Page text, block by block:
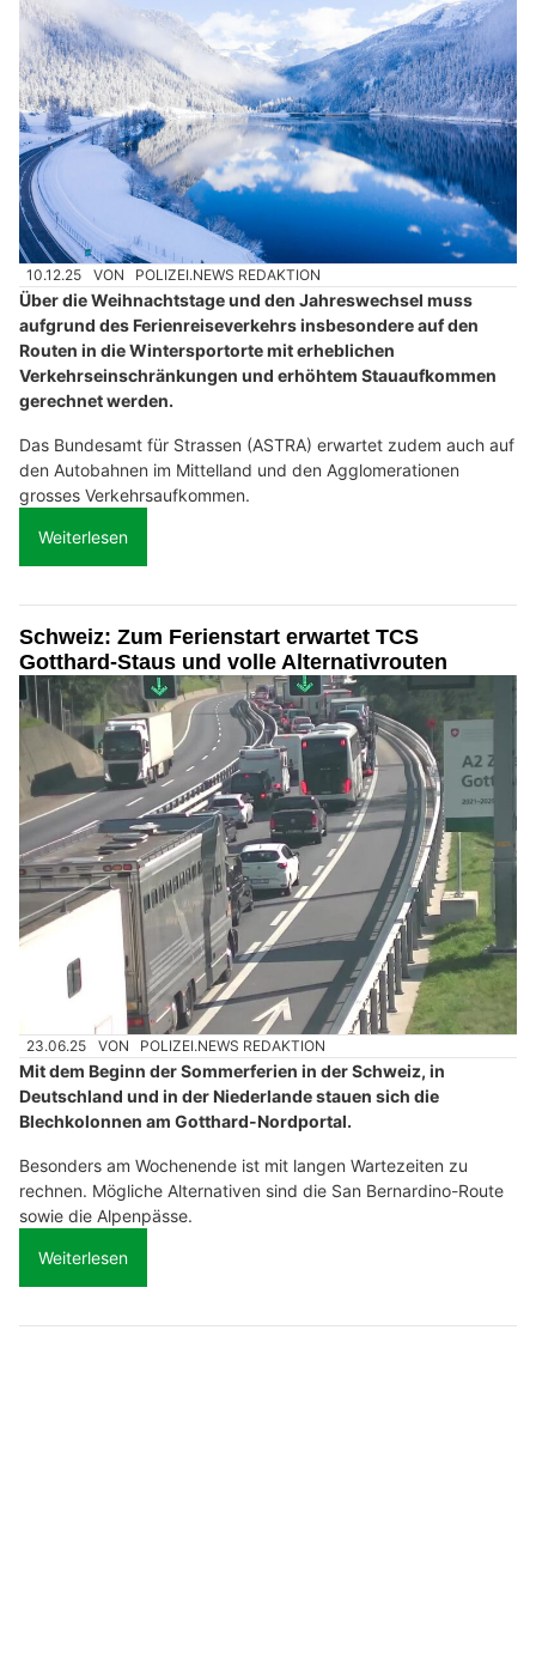
10.12.25 VON POLIZEI.NEWS REDAKTION
Über die Weihnachtstage und den Jahreswechsel muss
aufgrund des Ferienreiseverkehrs insbesondere auf den
Routen in die Wintersportorte mit erheblichen
Verkehrseinschränkungen und erhöhtem Stauaufkommen
gerechnet werden.
Das Bundesamt für Strassen (ASTRA) erwartet zudem auch auf
den Autobahnen im Mittelland und den Agglomerationen
grosses Verkehrsaufkommen.
Weiterlesen
Schweiz: Zum Ferienstart erwartet TCS
Gotthard-Staus und volle Alternativrouten
23.06.25 VON POLIZEI.NEWS REDAKTION
Mit dem Beginn der Sommerferien in der Schweiz, in
Deutschland und in der Niederlande stauen sich die
Blechkolonnen am Gotthard-Nordportal.
Besonders am Wochenende ist mit langen Wartezeiten zu
rechnen. Mögliche Alternativen sind die San Bernardino-Route
sowie die Alpenpässe.
Weiterlesen